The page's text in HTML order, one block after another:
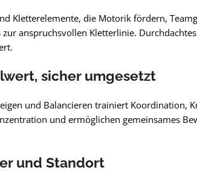
Kletterelemente, die Motorik fördern,
anspruchsvollen Kletterlinie.
sicher umgesetzt
und Balancieren trainiert Koordination,
und ermöglichen gemeinsames
und Standort